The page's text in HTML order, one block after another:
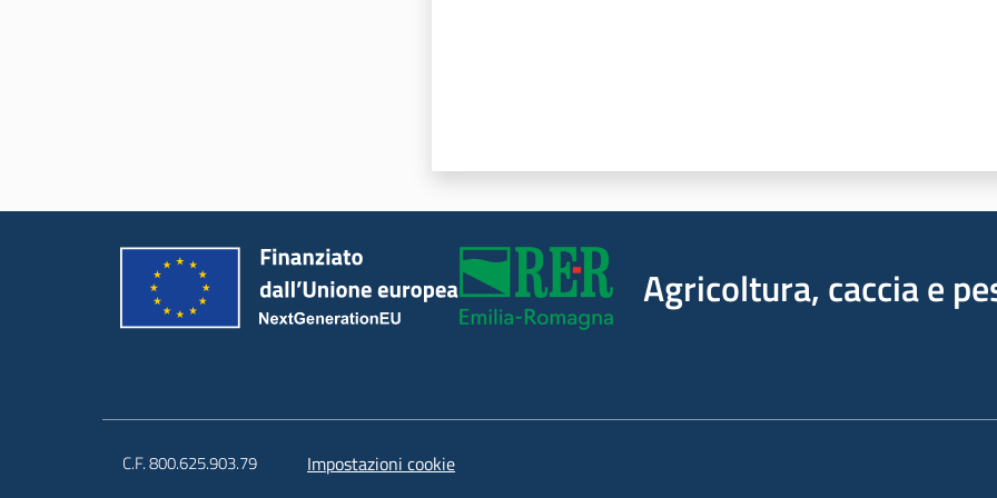
Agricoltura, caccia e
C.F. 800.625.903.79 Impostazioni cookie